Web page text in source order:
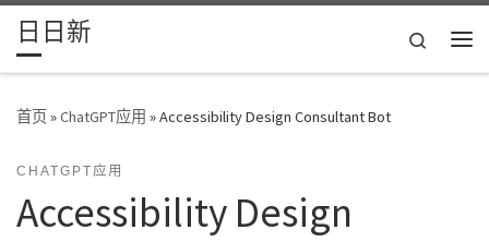
Skip to content
日日新
Search
首页»ChatGPT应用 »Accessibility Design Consultant Bot
CHATGPT应用
Accessibility Design